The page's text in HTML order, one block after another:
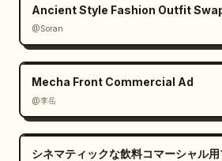
Ancient Style Fashion Outfit
@Soran
Mecha Front Commercial Ad
@李岳
シネマティックな飲料コマーシャル用